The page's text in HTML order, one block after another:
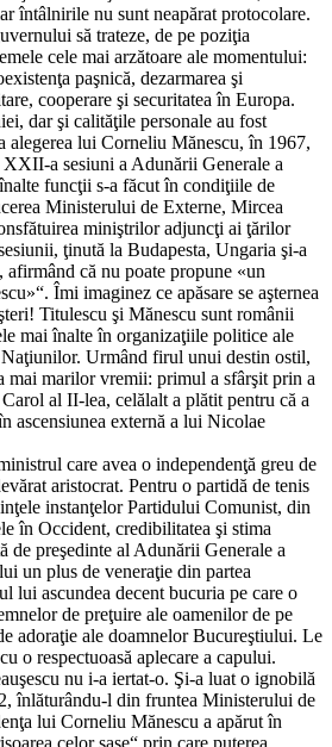
întâlnirile nu sunt neapărat protocolare.
să trateze, de pe poziţia
cele mai arzătoare ale momentului:
paşnică, dezarmarea şi
cooperare şi securitatea în Europa.
dar şi calităţile personale au fost
alegerea lui Corneliu Mănescu, în 1967,
XXII-a sesiuni a Adunării Generale a
funcţii s-a făcut în condiţiile de
Ministerului de Externe, Mircea
miniştrilor adjuncţi ai ţărilor
ţinută la Budapesta, Ungaria şi-a
afirmând că nu poate propune «un
Îmi imaginez ce apăsare se aşternea
Titulescu şi Mănescu sunt românii
mai înalte în organizaţiile politice ale
Urmând firul unui destin ostil,
mai marilor vremii: primul a sfârşit prin a
al II-lea, celălalt a plătit pentru că a
ascensiunea externă a lui Nicolae
care avea o independenţă greu de
aristocrat. Pentru o partidă de tenis
instanţelor Partidului Comunist, din
în Occident, credibilitatea şi stima
de preşedinte al Adunării Generale a
un plus de veneraţie din partea
lui ascundea decent bucuria pe care o
de preţuire ale oamenilor de pe
adoraţie ale doamnelor Bucureştiului. Le
o respectuoasă aplecare a capului.
nu i-a iertat-o. Şi-a luat o ignobilă
înlăturându-l din fruntea Ministerului de
lui Corneliu Mănescu a apărut în
celor şase“ prin care puterea